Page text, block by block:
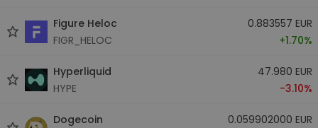
Figure Heloc
FIGR_HELOC
0.883557 EUR
+1.70%
Hyperliquid
HYPE
47.980 EUR
-3.10%
Dogecoin
0.059902000 EUR